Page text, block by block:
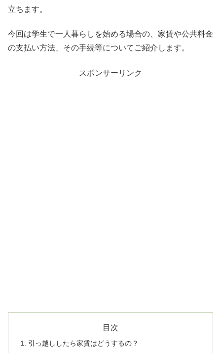
立ちます。
今回は学生で一人暮らしを始める場合の、家賃や公共料金
の支払い方法、その手続等についてご紹介します。
スポンサーリンク
目次
引っ越ししたら家賃はどうするの？